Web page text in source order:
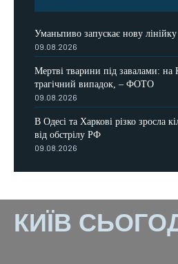
Уманьпиво запускає нову лінійку
09.08.2026
Мертві тварини під завалами: на
трагічний випадок, – ФОТО
09.08.2026
В Одесі та Харкові різко зросла
від обстрілу РФ
09.08.2026
КИЇВ